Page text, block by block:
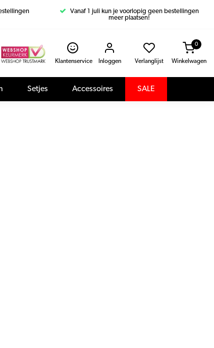
Vanaf 1 juli kun je voorlopig geen bestellingen
meer plaatsen!
Klantenservice Inloggen Verlanglijst Winkelwagen
0
Setjes Accessoires SALE